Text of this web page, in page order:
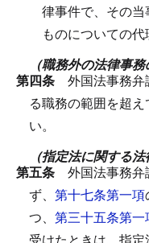
律事件で、その
ものについての
（職務外の法律事
第四条 外国法事務弁
る職務の範囲を超
い。
（指定法に関する法
第五条 外国法事務弁
ず、 第十七条第一項
つ、 第三十五条第一